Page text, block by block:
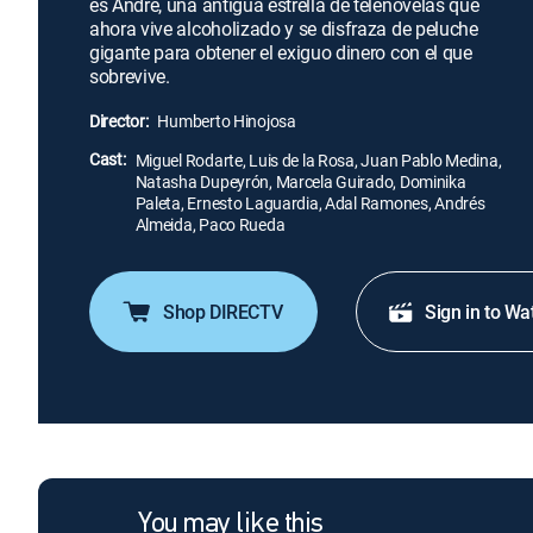
ahora vive alcoholizado y se disfraza de peluche
gigante para obtener el exiguo dinero con el que
sobrevive.
Director: Humberto Hinojosa
Cast: Miguel Rodarte, Luis de la Rosa, Juan Pablo Medina,
Natasha Dupeyrón, Marcela Guirado, Dominika
Paleta, Ernesto Laguardia, Adal Ramones, Andrés
Almeida, Paco Rueda
Shop DIRECTV Sign in to
You may like this